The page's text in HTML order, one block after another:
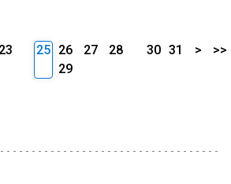
23
25 26 27
28
29
30 31 > >>